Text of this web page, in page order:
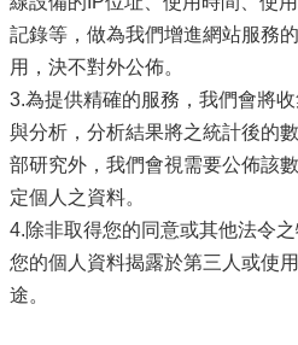
租
稅
宣
導
區
分
眾
導
記錄等，做為我們增進網站服務
用，決不對外公佈。
3.為提供精確的服務，我們會將
與分析，分析結果將之統計後的
部研究外，我們會視需要公佈該
定個人之資料。
4.除非取得您的同意或其他法令
您的個人資料揭露於第三人或使
途。